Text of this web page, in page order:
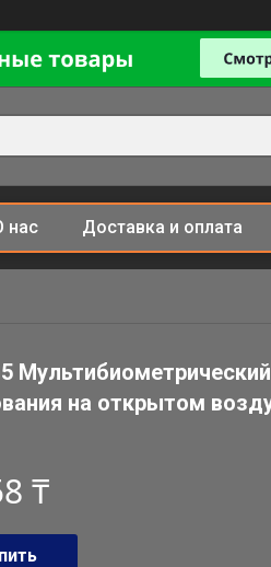
нас Доставка и оплата
на открытом
₸